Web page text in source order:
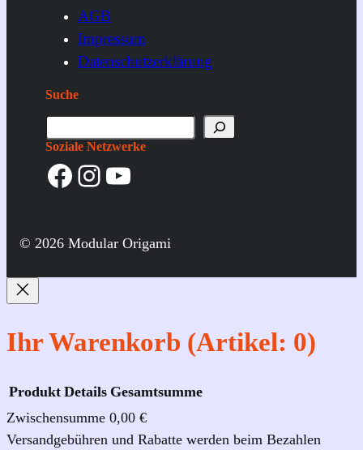
AGB
Impressum
Datenschutzerklärung
Suche
u
c
Soziale Netzwerke
Facebook Instagram YouTube
© 2026 Modular Origami
Ihr Warenkorb (Artikel: 0)
Produkte
Produkt Details Gesamtsumme
Zwischensumme 0,00 €
Versandgebühren und Rabatte werden beim Bezahlen